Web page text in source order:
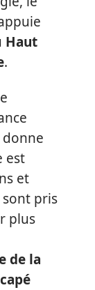
Haut
.
donne
est
et
pris
plus
de la